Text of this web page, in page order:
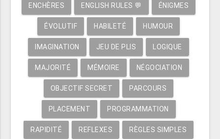
ENCHÈRES ENGLISH RULES 💬 ÉNIGMES
ÉVOLUTIF HABILETÉ HUMOUR
IMAGINATION JEU DE PLIS LOGIQUE
MAJORITÉ MÉMOIRE NÉGOCIATION
OBJECTIF SECRET PARCOURS
PLACEMENT PROGRAMMATION
RAPIDITÉ REFLEXES RÈGLES SIMPLES